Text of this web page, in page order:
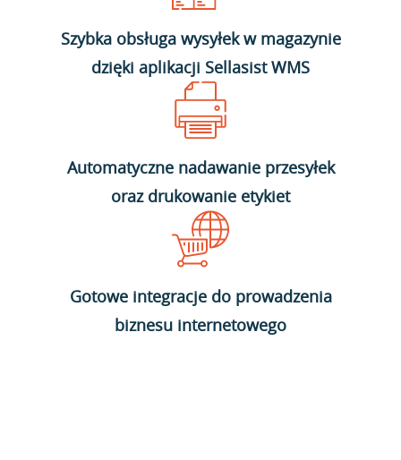
Szybka obsługa wysyłek w magazynie
dzięki aplikacji Sellasist WMS
Automatyczne nadawanie przesyłek
oraz drukowanie etykiet
Gotowe integracje do prowadzenia
biznesu internetowego